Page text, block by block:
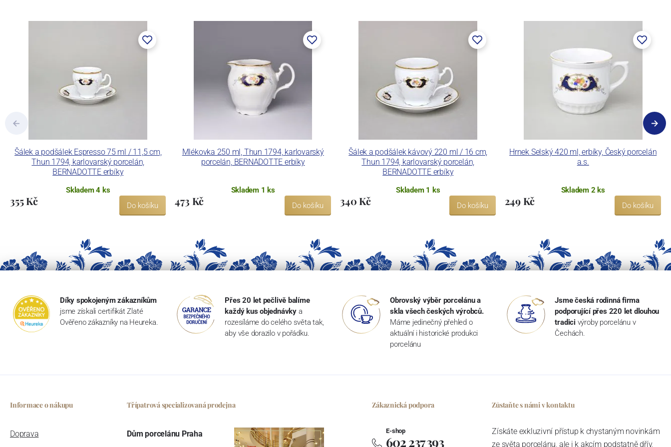
a.s. včetně ochranné známky a technologických zařízení. Závod je vybaven zařízením na výrobu
tlakového lití, moderními komorovými pecemi a vtavnou dekorační pecí. Závod je schopen
dekorovat své výrobky pomocí klasických dekoračních technik.
Concordia Lesov používá ochrannou známku LC a Thun Hotel & Restaurant.
Šálek a podšálek Espresso 75 ml / 11,5 cm,
Thun 1794, karlovarský porcelán,
BERNADOTTE erbíky
Skladem 4 ks
355 Kč Do košíku
Mlékovka 250 ml, Thun 1794, karlovarský
porcelán, BERNADOTTE erbíky
Skladem 1 ks
473 Kč Do košíku
Šálek a podšálek kávový 220 ml / 16 cm,
Thun 1794, karlovarský porcelán,
BERNADOTTE erbíky
Skladem 1 ks
340 Kč Do košíku
Hrnek Selský 420 ml, erbíky, Český porcelán
a.s.
Skladem 2 ks
249 Kč Do košíku
Díky spokojeným zákazníkům
jsme získali certifikát Zlaté
Ověřeno zákazníky na Heureka.
Přes 20 let pečlivě balíme
každý kus objednávky a
rozesíláme do celého světa tak,
aby vše dorazilo v pořádku.
Obrovský výběr porcelánu a
skla všech českých výrobců.
Máme jedinečný přehled o
aktuální i historické produkci
porcelánu
Jsme česká rodinná firma
podporující přes 220 let dlouhou
tradici výroby porcelánu v
Čechách.
Informace o nákupu
Doprava
Třípatrová specializovaná prodejna
Dům porcelánu Praha
Zákaznická podpora
E-shop
602 237 393
Zůstaňte s námi v kontaktu
Získáte exkluzivní přístup k chystaným novinkám
ze světa porcelánu, ale i k akcím podstatně dřív,